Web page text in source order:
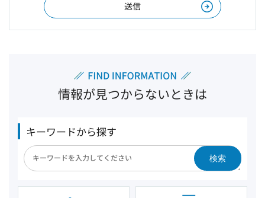
情報が見つからないときは
キーワードから探す
検索